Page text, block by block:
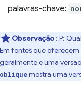
palavras-chave:
Observação : P:
Em fontes que oferecem
geralmente é uma
obliquemostra uma